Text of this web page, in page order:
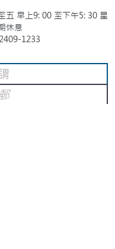
五 早上9: 00 至下午5: 30 星
休息
1233